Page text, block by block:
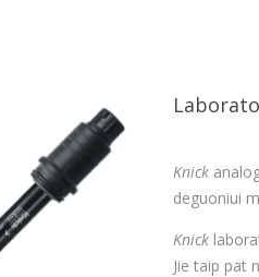
Knick
deguoniui
Knick
Jie taip pat